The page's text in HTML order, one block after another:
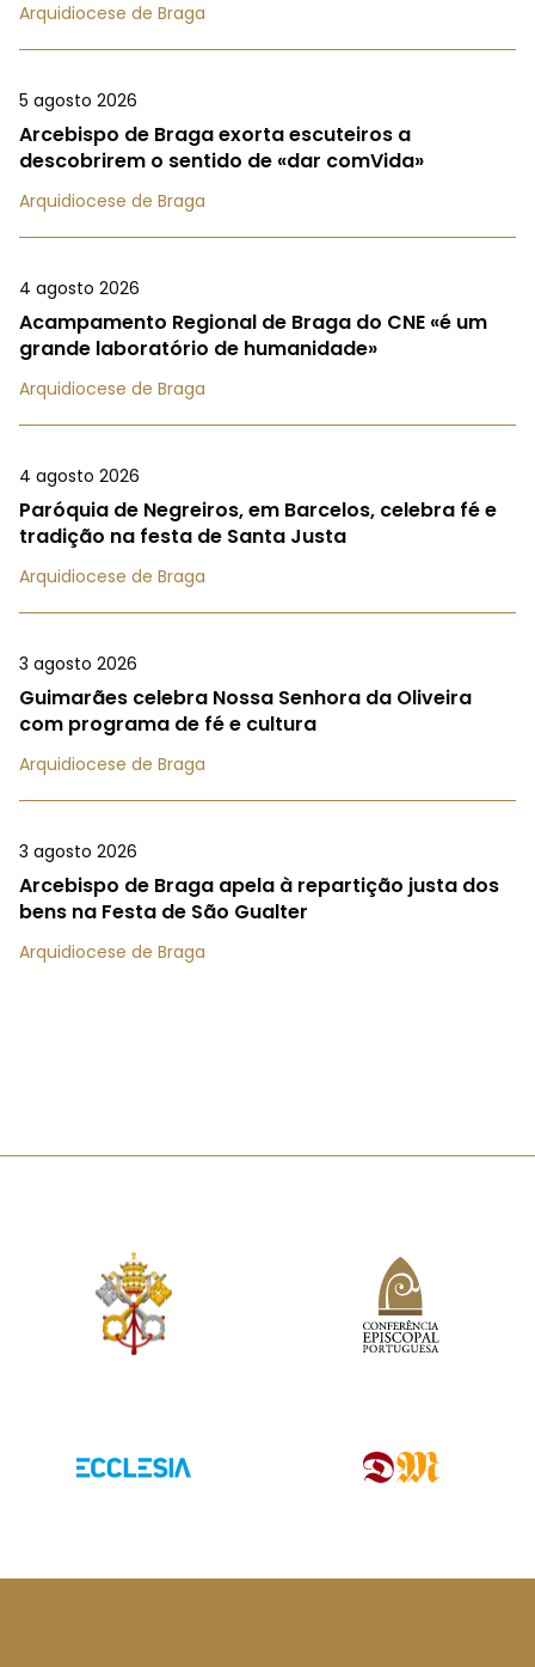
Arquidiocese de Braga
5 agosto 2026
Arcebispo de Braga exorta escuteiros a
descobrirem o sentido de «dar comVida»
Arquidiocese de Braga
4 agosto 2026
Acampamento Regional de Braga do CNE «é um
grande laboratório de humanidade»
Arquidiocese de Braga
4 agosto 2026
Paróquia de Negreiros, em Barcelos, celebra fé e
tradição na festa de Santa Justa
Arquidiocese de Braga
3 agosto 2026
Guimarães celebra Nossa Senhora da Oliveira
com programa de fé e cultura
Arquidiocese de Braga
3 agosto 2026
Arcebispo de Braga apela à repartição justa dos
bens na Festa de São Gualter
Arquidiocese de Braga